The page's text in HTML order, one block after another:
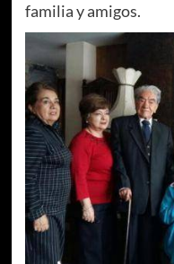
familia y amigos.